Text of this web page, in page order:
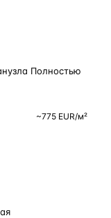
Полностью
~775 EUR/м²